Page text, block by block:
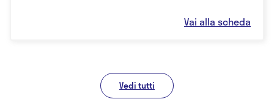
Vai alla scheda
Vedi tutti